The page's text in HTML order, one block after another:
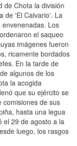
de Chota la división
de 'El Calvario'. La
Los
el saqueo
imágenes fueron
ricamente bordados
En la tarde de
algunos de los
la acogida
que su ejército se
comisiones de sus
hasta una legua
el 29 de agosto a la
luego, los rasgos